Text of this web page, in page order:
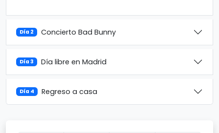
Día 2 Concierto Bad Bunny
Día 3 Día libre en Madrid
Día 4 Regreso a casa